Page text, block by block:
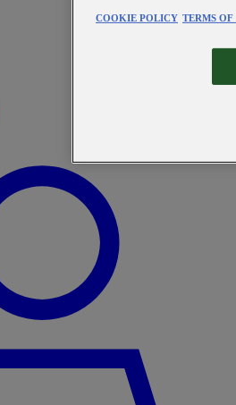
COOKIE POLICY TERMS OF